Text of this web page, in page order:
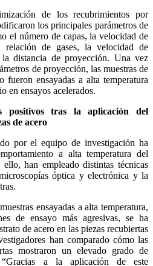
de los recubrimientos por
los principales parámetros de
el número de capas, la velocidad de
de gases, la velocidad de
distancia de proyección. Una vez
de proyección, las muestras de
ensayadas a alta temperatura
en ensayos acelerados.
positivos tras la aplicación del
de acero
por el equipo de investigación ha
a alta temperatura del
han empleado distintas técnicas
óptica y electrónica y la
ensayadas a alta temperatura,
de ensayo más agresivas, se ha
de acero en las piezas recubiertas
han comparado cómo las
mostraron un elevado grado de
a la aplicación de este